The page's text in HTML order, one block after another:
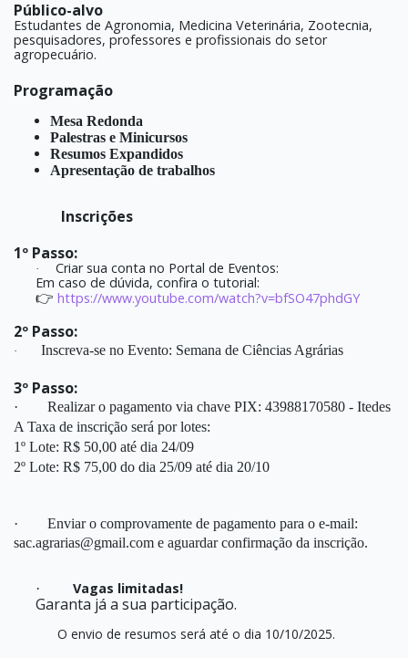
Público-alvo
Estudantes de Agronomia, Medicina Veterinária, Zootecnia,
pesquisadores, professores e profissionais do setor
agropecuário.
Programação
Mesa Redonda
Palestras e Minicursos
Resumos Expandidos
Apresentação de trabalhos
Inscrições
1º Passo:
·
Criar sua conta no Portal de Eventos:
Em caso de dúvida, confira o tutorial:
👉 https://www.youtube.com/watch?v=bfSO47phdGY
2º Passo:
· Inscreva-se no Evento: Semana de Ciências Agrárias
3º Passo:
· Realizar o pagamento via chave PIX: 43988170580 - Itedes
A Taxa de inscrição será por lotes:
1º Lote: R$ 50,00 até dia 24/09
2º Lote: R$ 75,00 do dia 25/09 até dia 20/10
·
Enviar o comprovamente de pagamento para o e-mail:
sac.agrarias@gmail.com e aguardar confirmação da inscrição.
· Vagas limitadas!
Garanta já a sua participação.
O envio de resumos será até o dia 10/10/2025.